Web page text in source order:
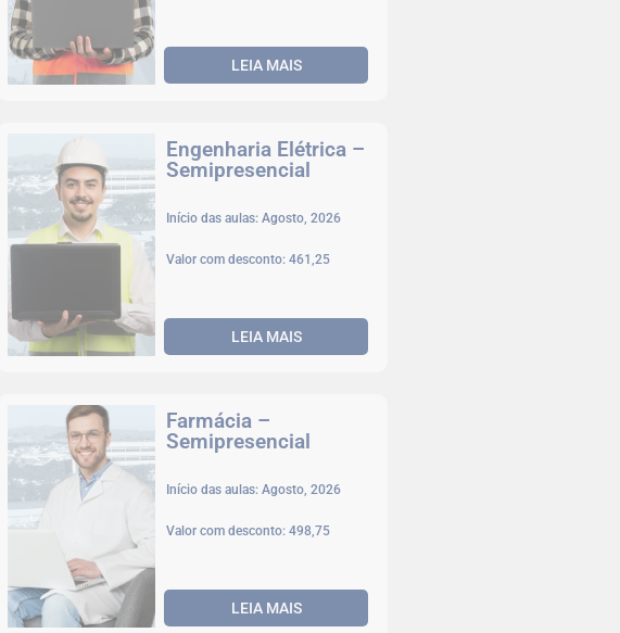
LEIA MAIS
Engenharia Elétrica –
Semipresencial
Início das aulas: Agosto, 2026
Valor com desconto: 461,25
LEIA MAIS
Farmácia –
Semipresencial
Início das aulas: Agosto, 2026
Valor com desconto: 498,75
LEIA MAIS